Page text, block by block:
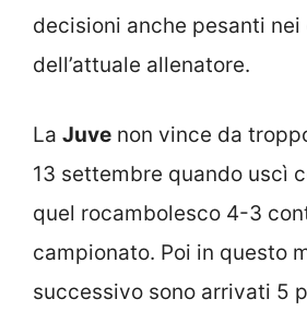
decisioni anche pesanti
dell’attuale allenatore.
La Juve non vince da
13 settembre quando uscì
quel rocambolesco 4-3
campionato. Poi in questo
successivo sono arrivati 5